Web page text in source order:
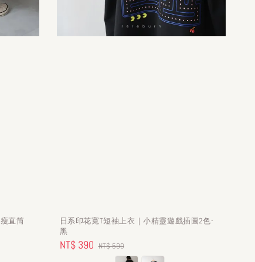
直筒
日系印花寬T短袖上衣｜小精靈遊戲插圖2色-
黑
Sale
NT$ 390 Regular
NT$ 590